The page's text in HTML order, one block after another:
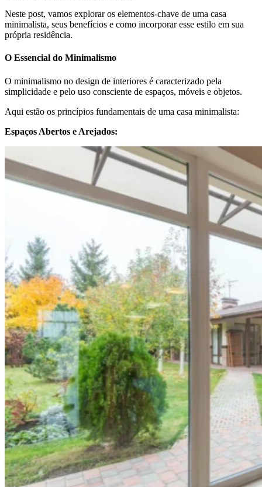
Neste post, vamos explorar os elementos-chave de uma casa
minimalista, seus benefícios e como incorporar esse estilo em sua
própria residência.
O Essencial do Minimalismo
O minimalismo no design de interiores é caracterizado pela
simplicidade e pelo uso consciente de espaços, móveis e objetos.
Aqui estão os princípios fundamentais de uma casa minimalista:
Espaços Abertos e Arejados: